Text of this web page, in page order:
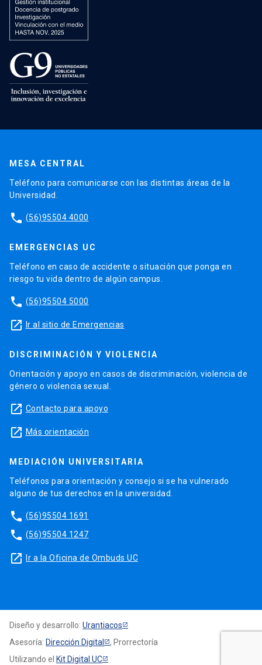
MESA CENTRAL
Teléfono para comunicarse con las distintas áreas de la
Universidad.
phone (56)95504 4000
EMERGENCIAS UC
Teléfono en caso de accidente o situación que ponga en
riesgo tu vida dentro de algún campus.
phone (56)95504 5000
launch Ir al sitio de Emergencias
DISCRIMINACIÓN Y VIOLENCIA
Orientación y apoyo en casos de discriminación, violencia de
género o violencia sexual.
launch Contacto para apoyo
launch Más orientación
MEDIACIÓN UNIVERSITARIA
Teléfonos para orientación y consejo si se ha vulnerado
alguno de tus derechos en la universidad.
phone (56)95504 1691
phone (56)95504 1247
launch Ir a la Oficina de Ombuds UC
Diseño y desarrollo: Urantiacos
Asesoría: Dirección Digital
, Prorrectoría
Utilizando el Kit Digital UC